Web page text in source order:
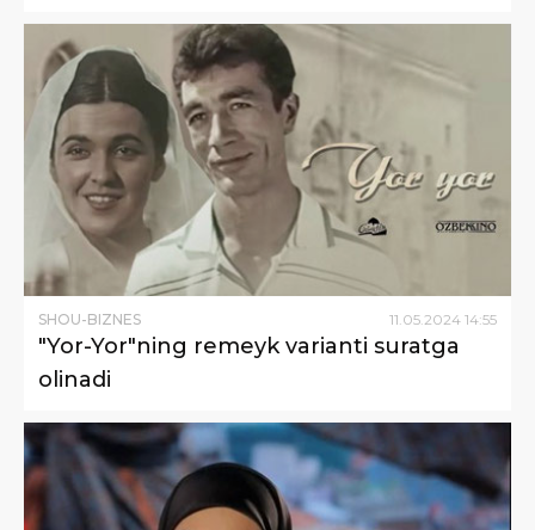
SHOU-BIZNES 11 05 2024 14:55
"Yor-Yor"ning remeyk varianti suratga
olinadi